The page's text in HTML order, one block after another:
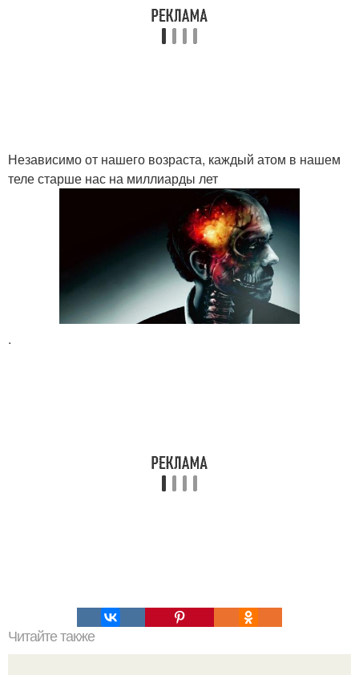
Независимо от нашего возраста, каждый атом в нашем
теле старше нас на миллиарды лет
.
Читайте также